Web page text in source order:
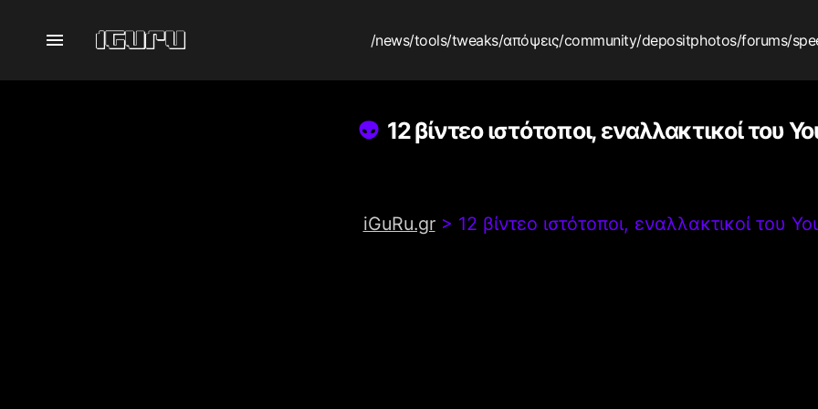
/news/tools/tweaks/απόψεις/community/depositphotos/forums/
12 βίντεο ιστότοποι, εναλλακτικοί του
iGuRu.gr> 12 βίντεο ιστότοποι, εναλλακτικοί του